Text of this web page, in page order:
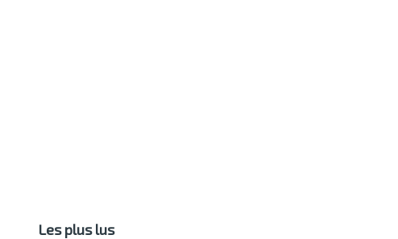
Les plus lus